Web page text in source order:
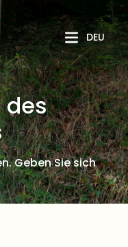
DEU
des
Geben Sie sich